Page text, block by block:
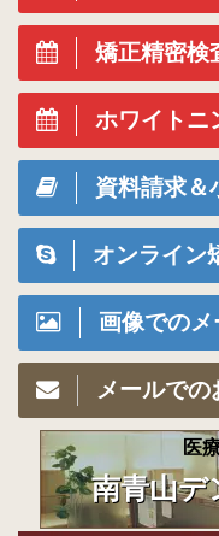
矯正精密検
ホワイト
資料請求＆
オンライン
画像での
メールでの
医
南青山デ